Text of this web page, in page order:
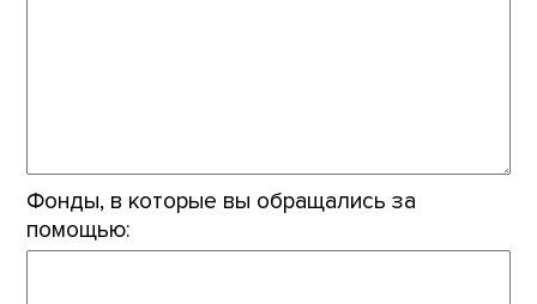
Фонды, в которые вы обращались за
помощью: